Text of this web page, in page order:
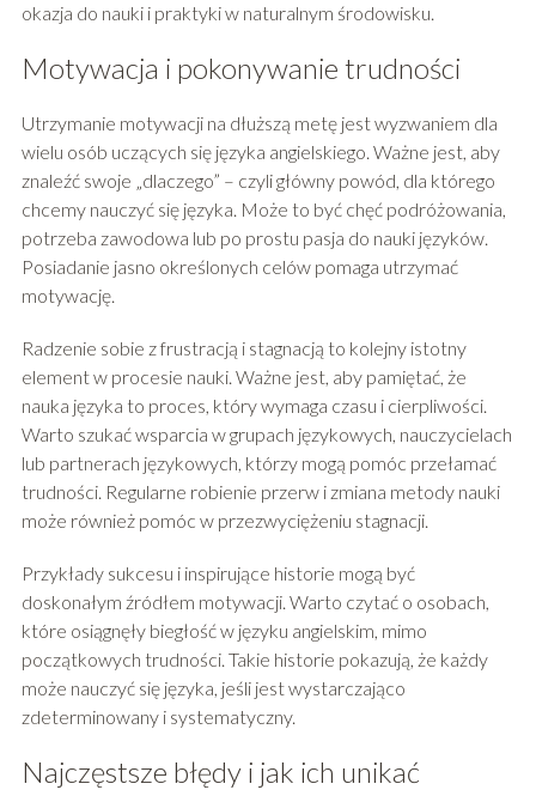
okazja do nauki i praktyki w naturalnym środowisku.
Motywacja i pokonywanie trudności
Utrzymanie motywacji na dłuższą metę jest wyzwaniem dla
wielu osób uczących się języka angielskiego. Ważne jest, aby
znaleźć swoje „dlaczego” – czyli główny powód, dla którego
chcemy nauczyć się języka. Może to być chęć podróżowania,
potrzeba zawodowa lub po prostu pasja do nauki języków.
Posiadanie jasno określonych celów pomaga utrzymać
motywację.
Radzenie sobie z frustracją i stagnacją to kolejny istotny
element w procesie nauki. Ważne jest, aby pamiętać, że
nauka języka to proces, który wymaga czasu i cierpliwości.
Warto szukać wsparcia w grupach językowych, nauczycielach
lub partnerach językowych, którzy mogą pomóc przełamać
trudności. Regularne robienie przerw i zmiana metody nauki
może również pomóc w przezwyciężeniu stagnacji.
Przykłady sukcesu i inspirujące historie mogą być
doskonałym źródłem motywacji. Warto czytać o osobach,
które osiągnęły biegłość w języku angielskim, mimo
początkowych trudności. Takie historie pokazują, że każdy
może nauczyć się języka, jeśli jest wystarczająco
zdeterminowany i systematyczny.
Najczęstsze błędy i jak ich unikać